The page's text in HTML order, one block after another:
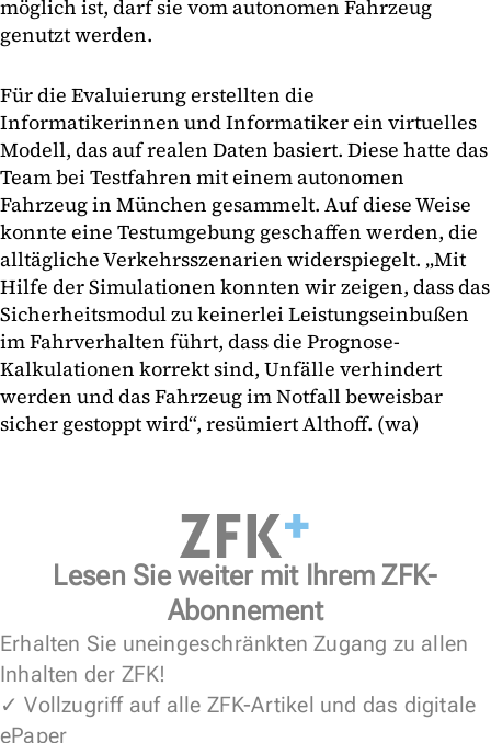
möglich ist, darf sie vom autonomen Fahrzeug
genutzt werden.
Für die Evaluierung erstellten die
Informatikerinnen und Informatiker ein virtuelles
Modell, das auf realen Daten basiert. Diese hatte das
Team bei Testfahren mit einem autonomen
Fahrzeug in München gesammelt. Auf diese Weise
konnte eine Testumgebung geschaffen werden, die
alltägliche Verkehrsszenarien widerspiegelt. „Mit
Hilfe der Simulationen konnten wir zeigen, dass das
Sicherheitsmodul zu keinerlei Leistungseinbußen
im Fahrverhalten führt, dass die Prognose-
Kalkulationen korrekt sind, Unfälle verhindert
werden und das Fahrzeug im Notfall beweisbar
sicher gestoppt wird“, resümiert Althoff. (wa)
Lesen Sie weiter mit Ihrem ZFK-
Abonnement
Erhalten Sie uneingeschränkten Zugang zu allen
Inhalten der ZFK!
✓ Vollzugriff auf alle ZFK-Artikel und das digitale
ePaper